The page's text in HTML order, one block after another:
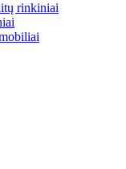
rinkiniai